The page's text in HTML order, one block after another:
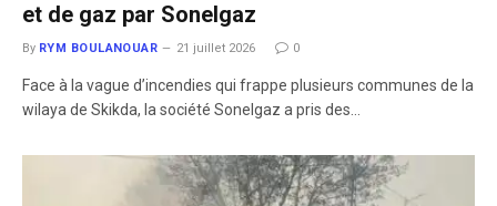
et de gaz par Sonelgaz
By RYM BOULANOUAR 21 juillet 2026 0
​Face à la vague d’incendies qui frappe plusieurs communes de la
wilaya de Skikda, la société Sonelgaz a pris des…